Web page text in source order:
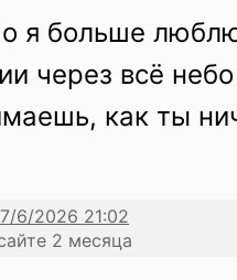
я больше
через всё
как ты
2 месяца